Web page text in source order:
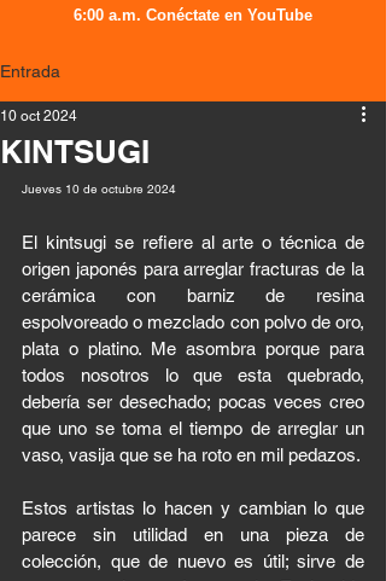
6:00 a.m. Conéctate en YouTube
Entrada
KINTSUGI
10 oct 2024
Jueves 10 de octubre 2024
El kintsugi se refiere al arte o técnica de
origen japonés para arreglar fracturas de la
cerámica con barniz de resina
espolvoreado o mezclado con polvo de oro,
plata o platino. Me asombra porque para
todos nosotros lo que esta quebrado,
debería ser desechado; pocas veces creo
que uno se toma el tiempo de arreglar un
vaso, vasija que se ha roto en mil pedazos.
Estos artistas lo hacen y cambian lo que
parece sin utilidad en una pieza de
colección, que de nuevo es útil; sirve de